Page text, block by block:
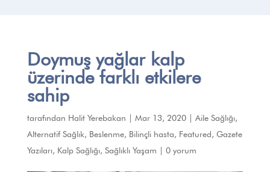
Doymuş yağlar kalp
üzerinde farklı etkilere
sahip
tarafından Halit Yerebakan Mar 13, 2020| Aile Sağlığı,
Alternatif Sağlık, Beslenme, Bilinçli hasta, Featured, Gazete
Yazıları, Kalp Sağlığı, Sağlıklı Yaşam 0 yorum